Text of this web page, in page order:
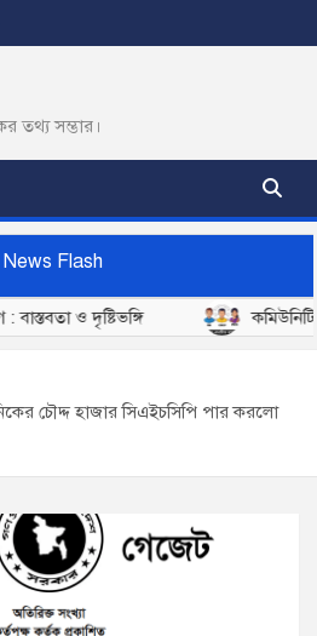
তথ্য সম্ভার।
News Flash
কমিউনিটি ক্লিনিকে
চৌদ্দ হাজার সিএইচসিপি পার করলো